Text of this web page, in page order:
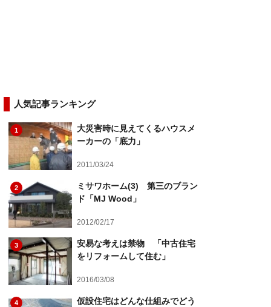
人気記事ランキング
1
大災害時に見えてくるハウスメ
ーカーの「底力」
2011/03/24
2
ミサワホーム(3) 第三のブラン
ド「MJ Wood」
2012/02/17
3
安易な考えは禁物 「中古住宅
をリフォームして住む」
2016/03/08
4
仮設住宅はどんな仕組みでどう